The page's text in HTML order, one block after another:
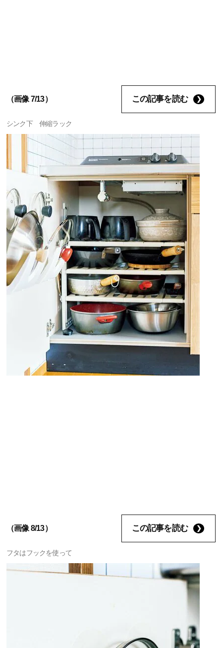
（画像 7/13） この記事を読む
シンク下 伸縮ラック
（画像 8/13） この記事を読む
フタはフックを使って